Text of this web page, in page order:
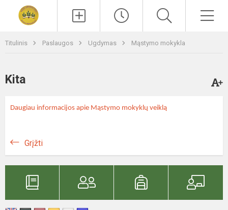
Titulinis Paslaugos Ugdymas Mąstymo mokykla
Kita
Daugiau informacijos apie Mąstymo mokyklų veiklą
Grįžti